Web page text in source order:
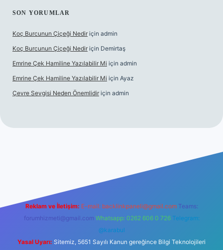
SON YORUMLAR
Koç Burcunun Çiçeği Nedir için admin
Koç Burcunun Çiçeği Nedir için Demirtaş
Emrine Çek Hamiline Yazılabilir Mi için admin
Emrine Çek Hamiline Yazılabilir Mi için Ayaz
Çevre Sevgisi Neden Önemlidir için admin
Reklam ve İletişim: E-mail: backlinkpaneli@gmail.com Teams:
forumhizmeti@gmail.com Whatsapp: 0262 606 0 726 Telegram:
@karabul
Yasal Uyarı: Sitemiz, 5651 Sayılı Kanun gereğince Bilgi Teknolojileri